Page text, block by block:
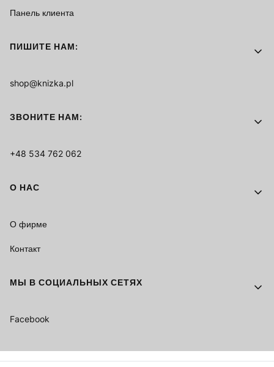
Панель клиента
ПИШИТЕ НАМ:
shop@knizka.pl
ЗВОНИТЕ НАМ:
+48 534 762 062
О НАС
О фирме
Контакт
МЫ В СОЦИАЛЬНЫХ СЕТЯХ
Facebook